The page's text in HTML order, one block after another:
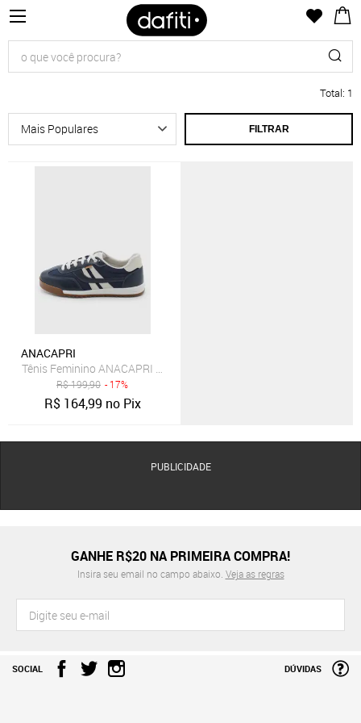
Total: 1
FILTRAR
ANACAPRI
Tênis Feminino ANACAPRI Casual Azul Marinho
R$199,90 - 17%
R$ 164,99 no Pix
PUBLICIDADE
GANHE R$20 NA PRIMEIRA COMPRA!
Insira seu email no campo abaixo. Veja as regras
SOCIAL DÚVIDAS